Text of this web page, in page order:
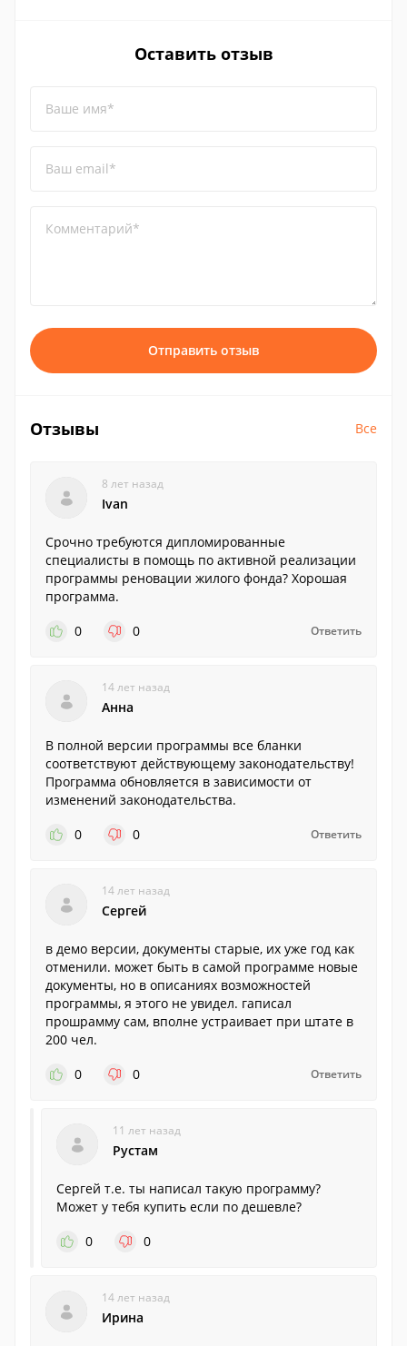
Оставить отзыв
Ваше имя*
Ваш email*
Комментарий*
Отправить отзыв
Отзывы Все
8 лет назад
Ivan
Срочно требуются дипломированные
специалисты в помощь по активной реализации
программы реновации жилого фонда? Хорошая
программа.
0
0 Ответить
14 лет назад
Анна
В полной версии программы все бланки
соответствуют действующему законодательству!
Программа обновляется в зависимости от
изменений законодательства.
0
0 Ответить
14 лет назад
Сергей
в демо версии, документы старые, их уже год как
отменили. может быть в самой программе новые
документы, но в описаниях возможностей
программы, я этого не увидел. гаписал
прошрамму сам, вполне устраивает при штате в
200 чел.
0
0 Ответить
11 лет назад
Рустам
Сергей т.е. ты написал такую программу?
Может у тебя купить если по дешевле?
0
0
14 лет назад
Ирина